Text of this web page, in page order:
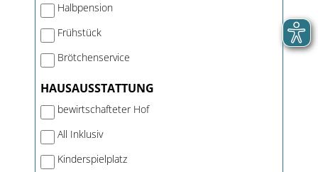
Halbpension
Frühstück
Brötchenservice
HAUSAUSSTATTUNG
bewirtschafteter Hof
All Inklusiv
Kinderspielplatz